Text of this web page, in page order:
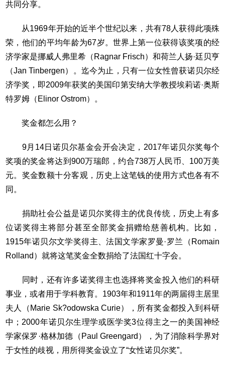
共同分享。
从1969年开始的近半个世纪以来，共有78人获得此项殊
荣，他们的平均年龄为67岁。世界上第一位获得该奖项的经
济学家是挪威人弗里希（Ragnar Frisch）和荷兰人扬·廷贝亨
（Jan Tinbergen）。迄今为止，只有一位女性曾获诺贝尔经
济学奖，即2009年获奖的美国印第安纳大学教授埃莉诺·奥斯
特罗姆（Elinor Ostrom）。
奖金都怎么用？
9月14日诺贝尔基金会开会决定，2017年诺贝尔奖每个
奖项的奖金将达到900万瑞郎，约合738万人民币、100万美
元。奖金数额十分客观，历史上这笔钱的使用方式也各有不
同。
捐助社会公益是诺贝尔奖得主的优良传统，历史上有多
位诺奖得主将部分甚至全部奖金捐赠给慈善机构。比如，
1915年诺贝尔文学奖得主、法国文学家罗曼·罗兰（Romain
Rolland）就将这笔奖金全数捐给了法国红十字会。
同时，还有许多诺奖得主也选择将奖金投入他们的科研
事业，或者用于学科教育。1903年和1911年的两届得主居里
夫人（Marie Sk?odowska Curie），所有奖金都投入到科研
中；2000年诺贝尔生理学或医学奖3位得主之一的美国神经
学家保罗·格林加德（Paul Greengard），为了消除科学界对
于女性的歧视，用所得奖金设立了“女性诺贝尔奖”。